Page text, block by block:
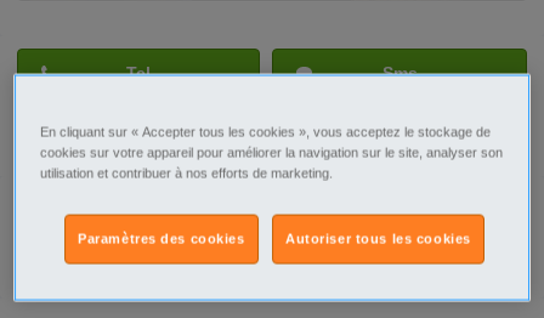
Tel Sms
Contacter par email
Signaler cette annonce
En cliquant sur « Accepter tous les cookies », vous acceptez le stockage de
cookies sur votre appareil pour améliorer la navigation sur le site, analyser son
utilisation et contribuer à nos efforts de marketing.
Autoriser tous les cookies
Paramètres des cookies